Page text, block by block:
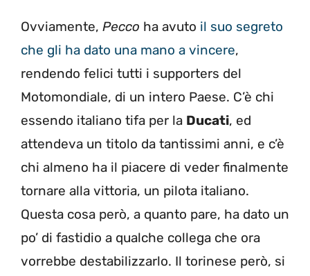
Ovviamente, Pecco ha avuto il suo segreto
che gli ha dato una mano a vincere,
rendendo felici tutti i supporters del
Motomondiale, di un intero Paese. C’è chi
essendo italiano tifa per la Ducati, ed
attendeva un titolo da tantissimi anni, e c’è
chi almeno ha il piacere di veder finalmente
tornare alla vittoria, un pilota italiano.
Questa cosa però, a quanto pare, ha dato un
po’ di fastidio a qualche collega che ora
vorrebbe destabilizzarlo. Il torinese però, si